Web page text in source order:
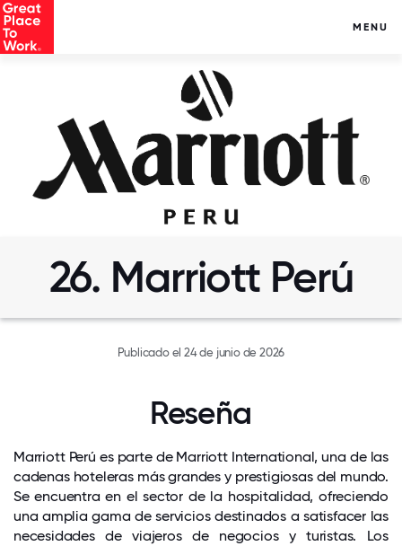
MENU
26. Marriott Perú
Publicado el 24 de junio de 2026
Reseña
Marriott Perú es parte de Marriott International, una de las
cadenas hoteleras más grandes y prestigiosas del mundo.
Se encuentra en el sector de la hospitalidad, ofreciendo
una amplia gama de servicios destinados a satisfacer las
necesidades de viajeros de negocios y turistas. Los